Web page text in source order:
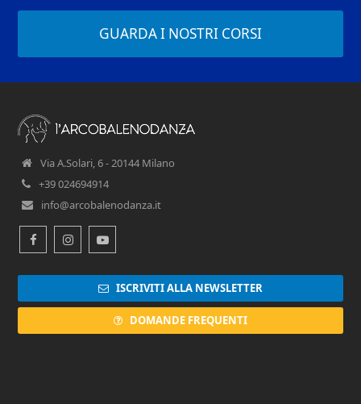
GUARDA I NOSTRI CORSI
Via A.Solari, 6 - 20144 Milano
+39 024694914
info@arcobalenodanza.it
FacebookInstagramYoutube
ISCRIVITI ALLA NEWSLETTER
DOMANDE FREQUENTI